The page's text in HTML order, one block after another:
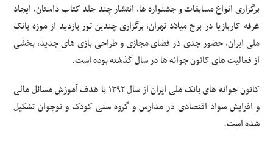
برگزاری انواع مسابقات و جشنواره ها، انتشار چند جلد کتاب داستان، ایجاد
غرفه کاربازیا در برج میلاد تهران، برگزاری چندین تور بازدید از موزه بانک
ملی ایران، حضور جدی در فضای مجازی و طراحی بازی های جدید، بخشی
از فعالیت های کانون جوانه ها در سال گذشته بوده است.
کانون جوانه های بانک ملی ایران از سال ۱۳۹۲ با هدف آموزش مسائل مالی
و افزایش سواد اقتصادی در مدارس و گروه سنی کودک و نوجوان تشکیل
شده است.